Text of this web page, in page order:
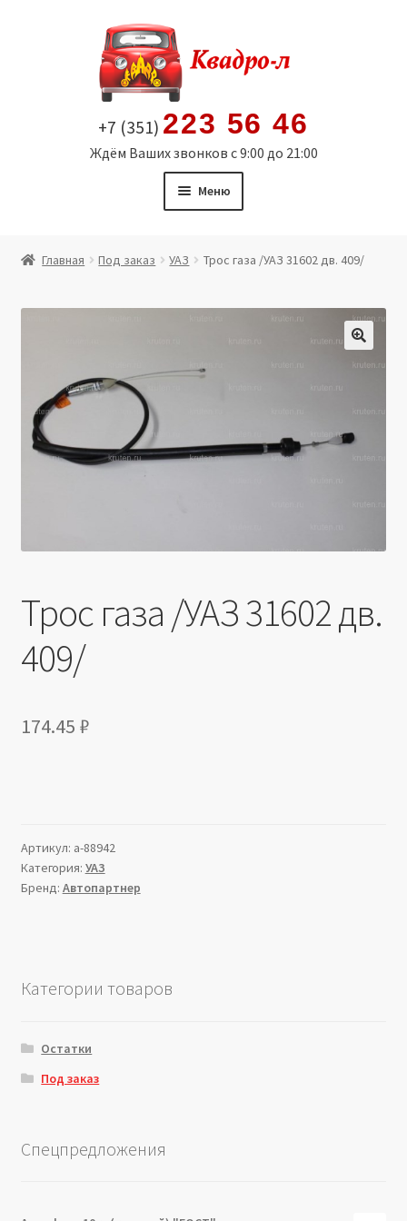
содержимому
+7 (351) 223 56 46
Ждём Ваших звонков с 9:00 до 21:00
Меню
Политика в отношении обработки персональных
данных
Производители
Главная Под заказ УАЗ Трос газа /УАЗ 31602 дв. 409/
🔍
Трос газа /УАЗ 31602 дв.
409/
174.45 ₽
Артикул: a-88942
Категория: УАЗ
Бренд: Автопартнер
Категории товаров
Остатки
Под заказ
Спецпредложения